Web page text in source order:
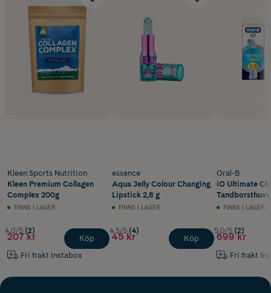
Kleen Sports Nutrition
Kleen Premium Collagen
Complex 200g
FINNS I LAGER
4.0/5 (2)
207 kr
Fri frakt Instabox
Köp
essence
Aqua Jelly Colour Changing
Lipstick 2,8 g
FINNS I LAGER
4.5/5 (4)
45 kr Köp
Oral-B
iO Ultimate
FINNS I LAGER
5.0/5 (2)
699 kr
Fri frakt